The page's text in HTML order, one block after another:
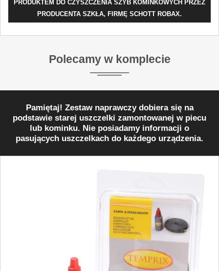
PRODUKTEM DO CZYSZCZENIA SZYB KOMINKOWYCH PRZEZ
PRODUCENTA SZKŁA, FIRMĘ SCHOTT ROBAX.
Polecamy w komplecie
Pamiętaj! Zestaw naprawczy dobiera się na
podstawie starej uszczelki zamontowanej w piecu
lub kominku. Nie posiadamy informacji o
pasujących uszczelkach do każdego urządzenia.